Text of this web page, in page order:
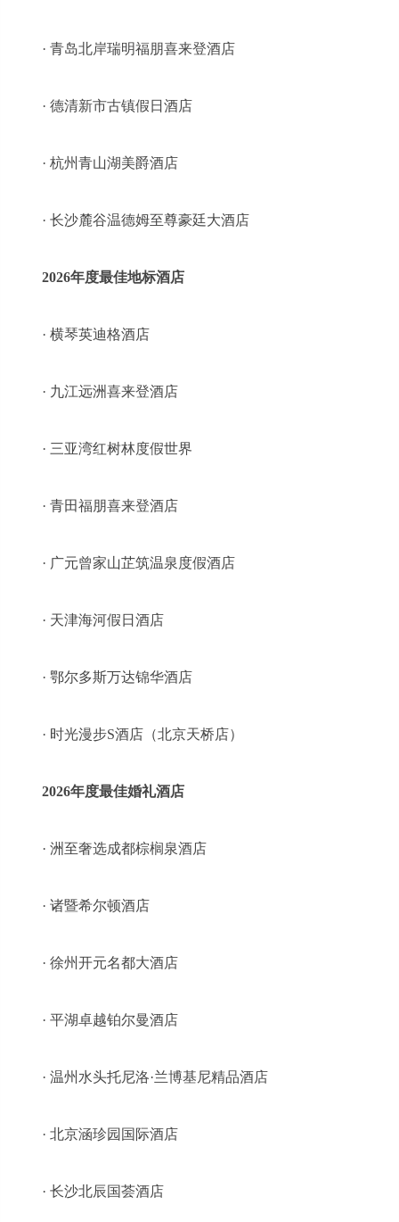
· 青岛北岸瑞明福朋喜来登酒店
· 德清新市古镇假日酒店
· 杭州青山湖美爵酒店
· 长沙麓谷温德姆至尊豪廷大酒店
2026年度最佳地标酒店
· 横琴英迪格酒店
· 九江远洲喜来登酒店
· 三亚湾红树林度假世界
· 青田福朋喜来登酒店
· 广元曾家山芷筑温泉度假酒店
· 天津海河假日酒店
· 鄂尔多斯万达锦华酒店
· 时光漫步S酒店（北京天桥店）
2026年度最佳婚礼酒店
· 洲至奢选成都棕榈泉酒店
· 诸暨希尔顿酒店
· 徐州开元名都大酒店
· 平湖卓越铂尔曼酒店
· 温州水头托尼洛·兰博基尼精品酒店
· 北京涵珍园国际酒店
· 长沙北辰国荟酒店